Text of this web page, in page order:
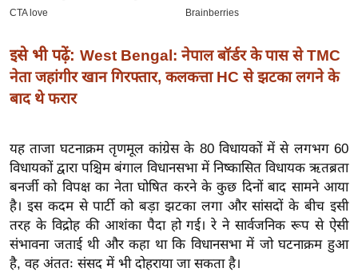
मि
सा
ल
य
त
यं
ग
इं
डि
इसे भी पढ़ें: West Bengal: नेपाल बॉर्डर के पास से TMC
नेता जहांगीर खान गिरफ्तार, कलकत्ता HC से झटका लगने के
बाद थे फरार
यह ताजा घटनाक्रम तृणमूल कांग्रेस के 80 विधायकों में से लगभग 60
विधायकों द्वारा पश्चिम बंगाल विधानसभा में निष्कासित विधायक ऋतब्रता
बनर्जी को विपक्ष का नेता घोषित करने के कुछ दिनों बाद सामने आया
है। इस कदम से पार्टी को बड़ा झटका लगा और सांसदों के बीच इसी
तरह के विद्रोह की आशंका पैदा हो गई। रे ने सार्वजनिक रूप से ऐसी
संभावना जताई थी और कहा था कि विधानसभा में जो घटनाक्रम हुआ
है, वह अंततः संसद में भी दोहराया जा सकता है।